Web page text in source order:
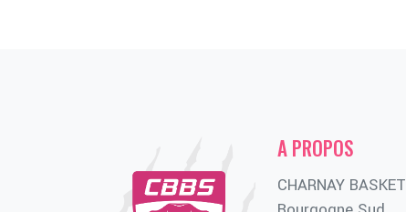
A PROPOS
CHARNAY BASKET